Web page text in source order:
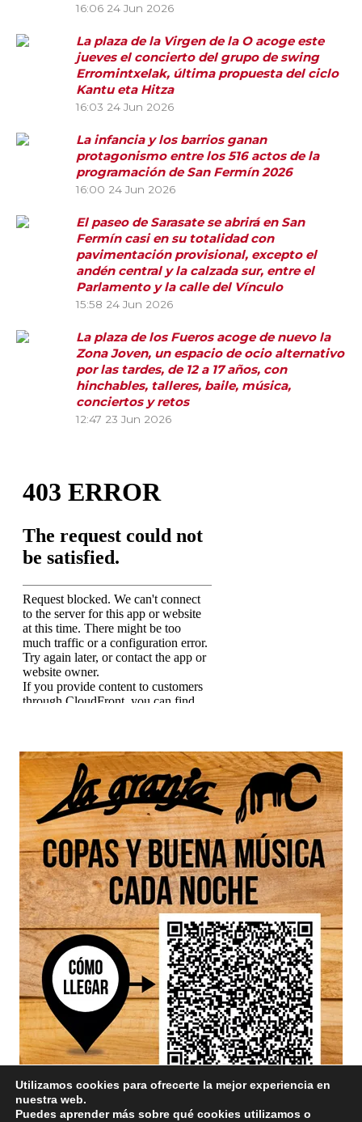
16:06 24 Jun 2026
La plaza de la Virgen de la O acoge este
jueves el concierto del grupo de swing
Erromintxelak, última propuesta del ciclo
Kantu eta Hitza
16:03 24 Jun 2026
La infancia y los barrios ganan
protagonismo entre los 516 actos de la
programación de San Fermín 2026
16:00 24 Jun 2026
El paseo de Sarasate se abrirá en San
Fermín casi en su totalidad con
pavimentación provisional, excepto el
andén central y la calzada sur, entre el
Parlamento y la calle del Vínculo
15:58 24 Jun 2026
La plaza de los Fueros acoge de nuevo la
Zona Joven, un espacio de ocio alternativo
por las tardes, de 12 a 17 años, con
hinchables, talleres, baile, música,
conciertos y retos
12:47 23 Jun 2026
Utilizamos cookies para ofrecerte la mejor experiencia en
nuestra web.
Puedes aprender más sobre qué cookies utilizamos o